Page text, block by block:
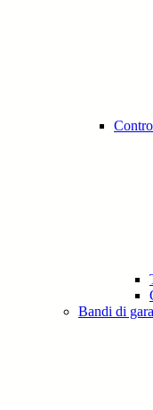
Bandi di